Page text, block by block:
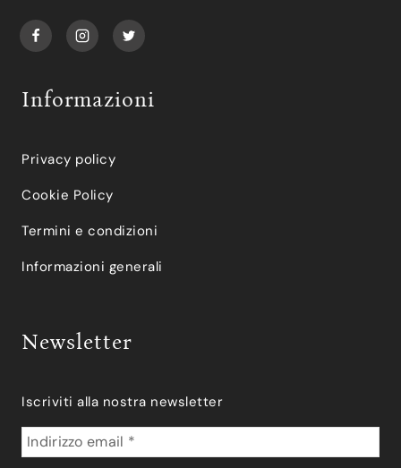
Informazioni
Privacy policy
Cookie Policy
Termini e condizioni
Informazioni generali
Newsletter
Iscriviti alla nostra newsletter